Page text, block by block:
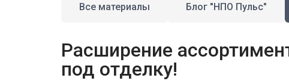
Все материалы Блог "НПО Пульс"
Расширение
под отделку!